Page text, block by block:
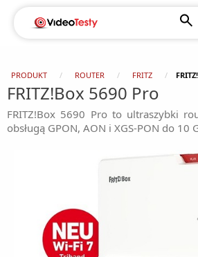
PRODUKT ROUTER FRITZ
FRITZ!Box 5690 Pro
FRITZ!Box 5690 Pro to ultraszybki
obsługą GPON, AON i XGS-PON do 10